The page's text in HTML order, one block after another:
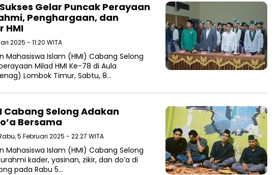
Gelar Puncak Perayaan
Penghargaan, dan
HMI
2025 - 11:20 WITA
Mahasiswa Islam (HMI) Cabang Selong
Milad HMI Ke-78 di Aula
Lombok Timur, Sabtu, 8…
Cabang Selong Adakan
Bersama
5 Februari 2025 - 22:27 WITA
Mahasiswa Islam (HMI) Cabang Selong
kader, yasinan, zikir, dan do’a di
pada Rabu 5…